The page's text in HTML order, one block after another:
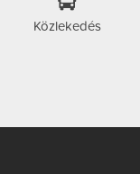
Közlekedés